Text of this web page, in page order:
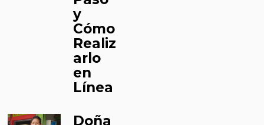
y
Cómo
Realiz
arlo
en
Línea
Doña